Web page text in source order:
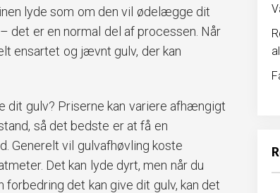
lyde som om den vil ødelægge dit
det er en normal del af processen. Når
ensartet og jævnt gulv, der kan
dit gulv? Priserne kan variere afhængigt
så det bedste er at få en
Generelt vil gulvafhøvling koste
Det kan lyde dyrt, men når du
det kan give dit gulv, kan det